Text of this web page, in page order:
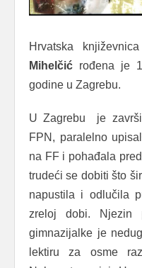
Hrvatska
Mihelčić rođena je
godine u Zagrebu.
U Zagrebu je
FPN, paralelno
na FF i pohađala
trudeći se dobiti što
napustila i odlučila
zreloj dobi. Njezin
gimnazijalke je
lektiru za osme